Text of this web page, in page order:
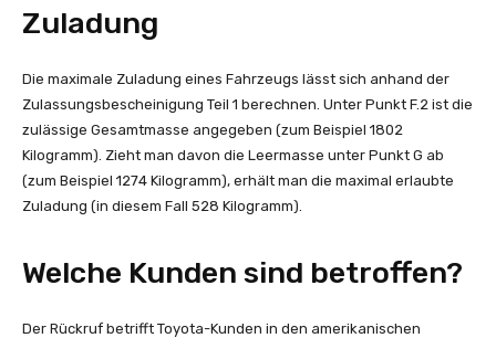
Zuladung
Die maximale Zuladung eines Fahrzeugs lässt sich anhand der
Zulassungsbescheinigung Teil 1 berechnen. Unter Punkt F.2 ist die
zulässige Gesamtmasse angegeben (zum Beispiel 1802
Kilogramm). Zieht man davon die Leermasse unter Punkt G ab
(zum Beispiel 1274 Kilogramm), erhält man die maximal erlaubte
Zuladung (in diesem Fall 528 Kilogramm).
Welche Kunden sind betroffen?
Der Rückruf betrifft Toyota-Kunden in den amerikanischen